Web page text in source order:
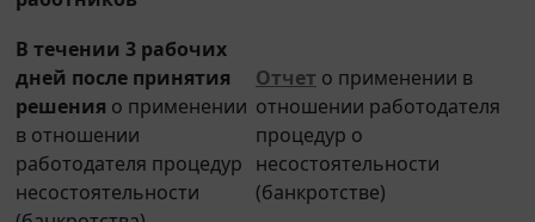
В течении 3 рабочих
дней после принятия
решенияо применении
в отношении
работодателя процедур
несостоятельности
(банкротства)
Отчет
отношении работодателя
процедур о
несостоятельности
(банкротстве)